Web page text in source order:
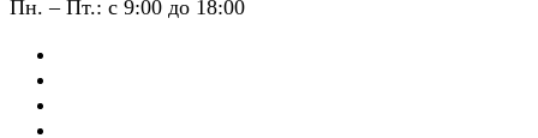
Пн. – Пт.: с 9:00 до 18:00